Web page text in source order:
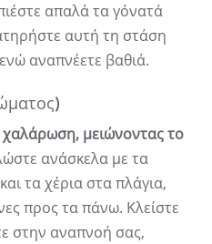
απαλά τα γόνατά
αυτή τη στάση
αναπνέετε βαθιά.
μειώνοντας το
ανάσκελα με τα
τα χέρια στα πλάγια,
προς τα πάνω. Κλείστε
στην αναπνοή σας,